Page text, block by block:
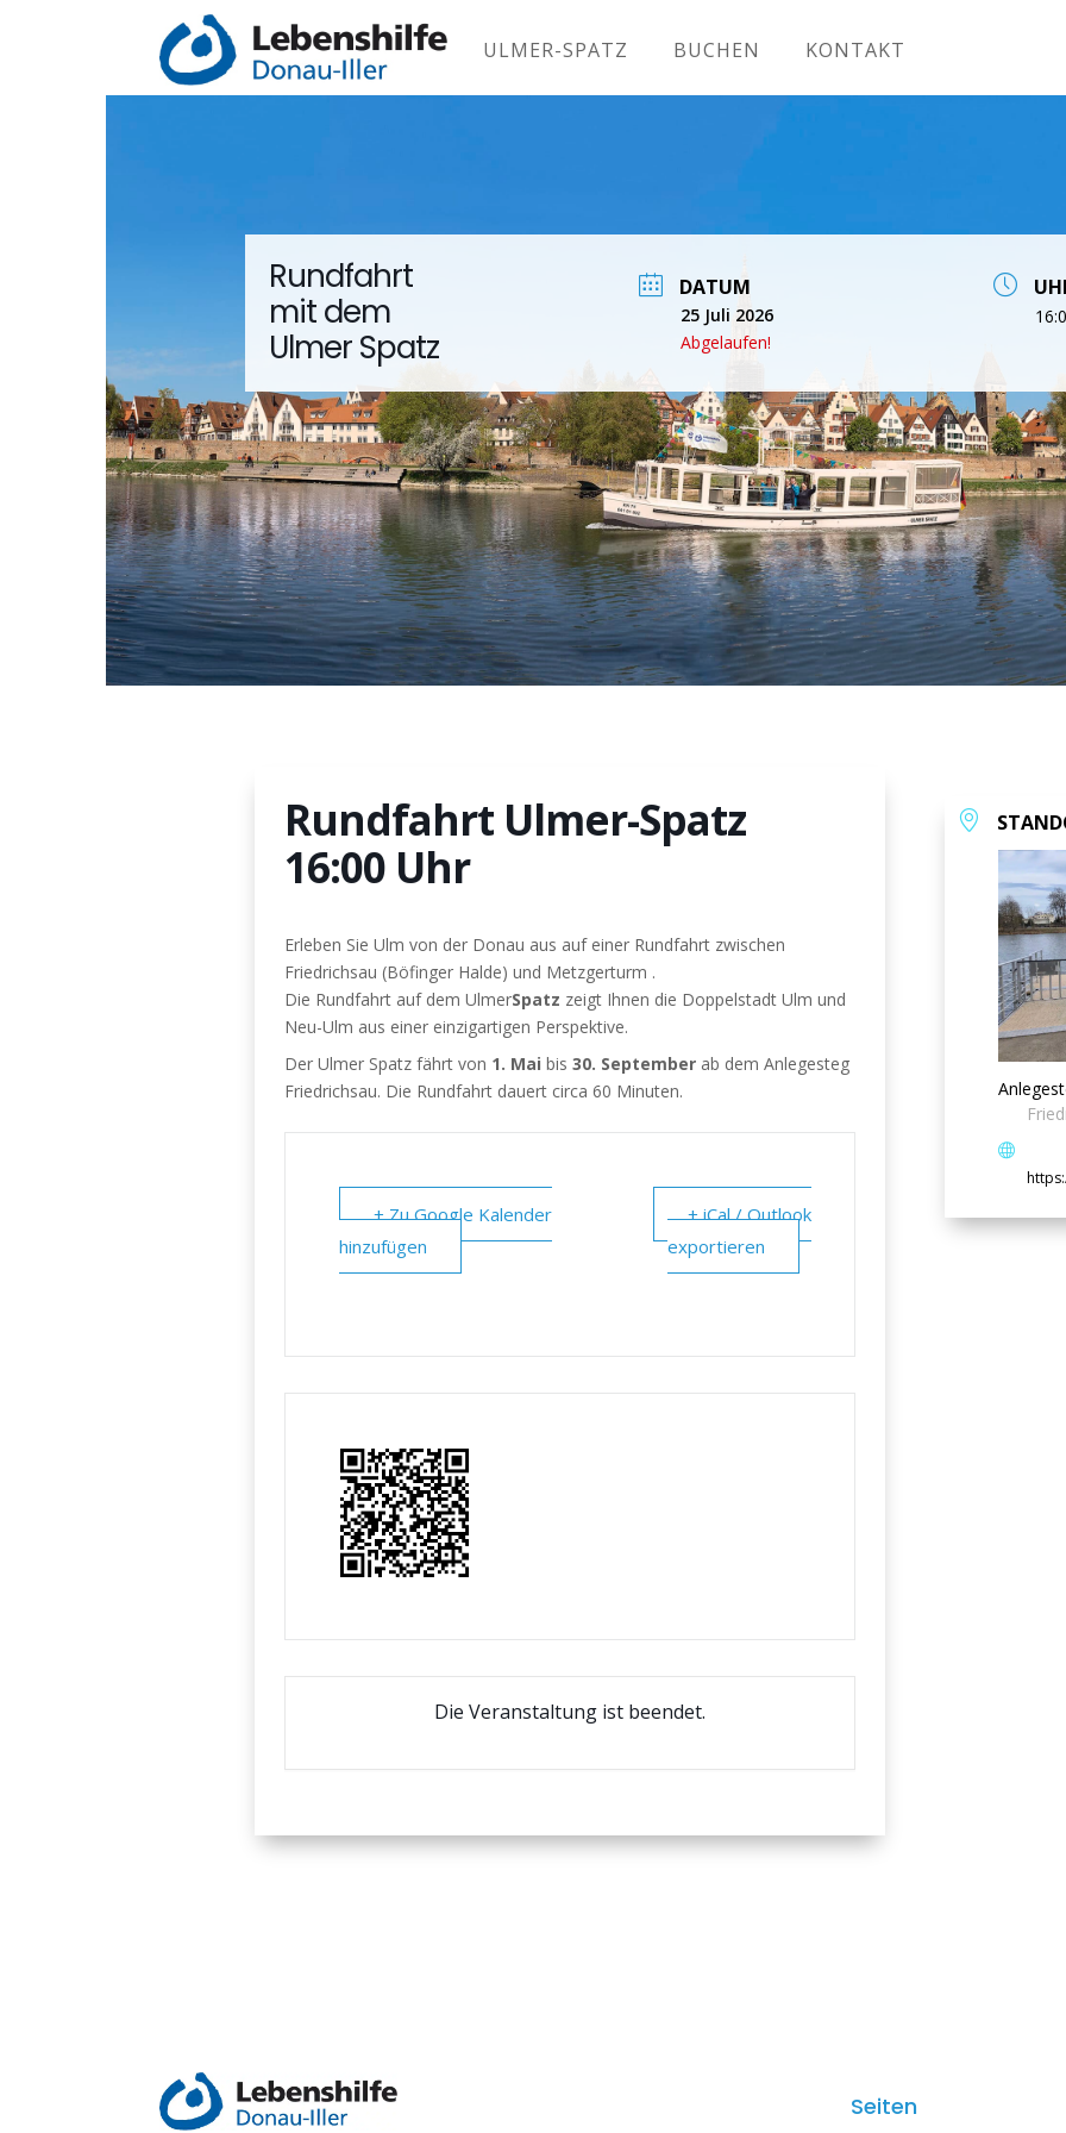
ULMER-SPATZ BUCHEN KONTAKT
Rundfahrt
mit dem
Ulmer Spatz
DATUM
25 Juli 2026
Abgelaufen!
Rundfahrt Ulmer-Spatz
16:00 Uhr
Erleben Sie Ulm von der Donau aus auf einer Rundfahrt zwischen
Friedrichsau (Böfinger Halde) und Metzgerturm .
Die Rundfahrt auf dem UlmerSpatz zeigt Ihnen die Doppelstadt Ulm und
Neu-Ulm aus einer einzigartigen Perspektive.
Der Ulmer Spatz fährt von 1. Mai bis 30. September ab dem Anlegesteg
Friedrichsau. Die Rundfahrt dauert circa 60 Minuten.
+ Zu Google Kalender
hinzufügen
+ iCal / Outlook
exportieren
Die Veranstaltung ist beendet.
Seiten